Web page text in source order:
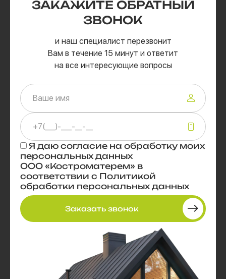
ЗАКАЖИТЕ ОБРАТНЫЙ
ЗВОНОК
и наш специалист перезвонит
Вам в течение 15 минут и ответит
на все интересующие вопросы
Я даю согласие на обработку моих
персональных данных
ООО «Костроматерем» в
соответствии с Политикой
обработки персональных данных
Заказать звонок